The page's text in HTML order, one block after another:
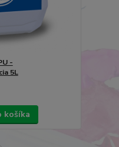
-
5L
košíka